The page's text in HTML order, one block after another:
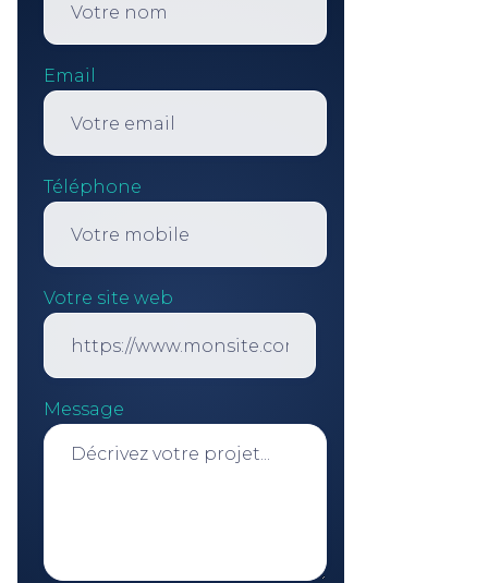
Email
Téléphone
Votre site web
Message